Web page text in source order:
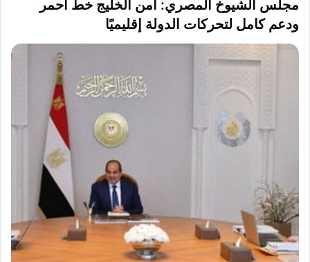
مجلس الشيوخ المصري: أمن الخليج خط أحمر
ودعم كامل لتحركات الدولة إقليميًا